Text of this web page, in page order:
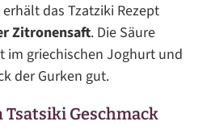
das Tzatziki Rezept
Zitronensaft. Die Säure
im griechischen Joghurt und
der Gurken gut.
Geschmack